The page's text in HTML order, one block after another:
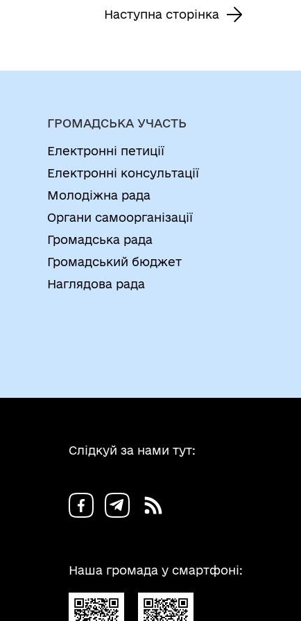
Наступна сторінка
ГРОМАДСЬКА УЧАСТЬ
Електронні петиції
Електронні консультації
Молодіжна рада
Органи самоорганізації
Громадська рада
Громадський бюджет
Наглядова рада
Слідкуй за нами тут:
Наша громада у смартфоні: